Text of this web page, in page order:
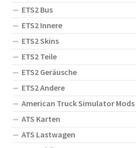
ETS2 Bus
ETS2 Innere
ETS2 Skins
ETS2 Teile
ETS2 Geräusche
ETS2 Andere
American Truck Simulator Mods
ATS Karten
ATS Lastwagen